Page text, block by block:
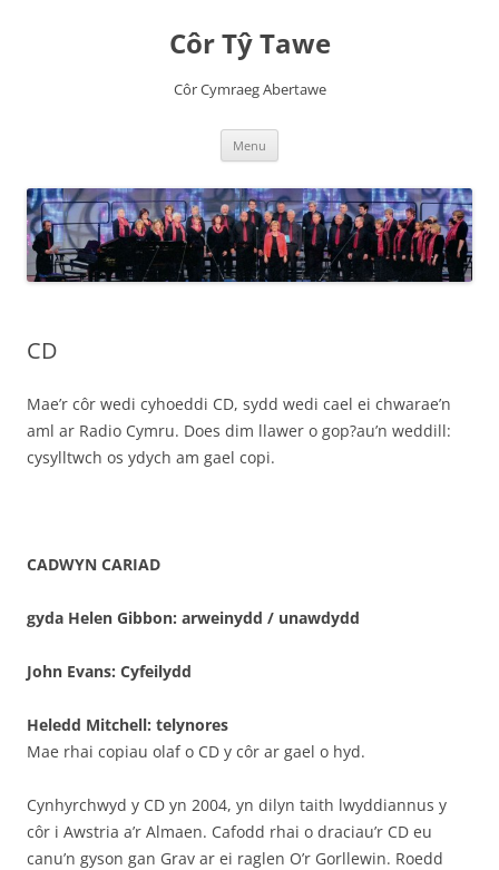
Côr Tŷ Tawe
Côr Cymraeg Abertawe
Menu
CD
Mae’r côr wedi cyhoeddi CD, sydd wedi cael ei chwarae’n
aml ar Radio Cymru. Does dim llawer o gop?au’n weddill:
cysylltwch os ydych am gael copi.
CADWYN CARIAD
gyda Helen Gibbon: arweinydd / unawdydd
John Evans: Cyfeilydd
Heledd Mitchell: telynores
Mae rhai copiau olaf o CD y côr ar gael o hyd.
Cynhyrchwyd y CD yn 2004, yn dilyn taith lwyddiannus y
côr i Awstria a’r Almaen. Cafodd rhai o draciau’r CD eu
canu’n gyson gan Grav ar ei raglen O’r Gorllewin. Roedd